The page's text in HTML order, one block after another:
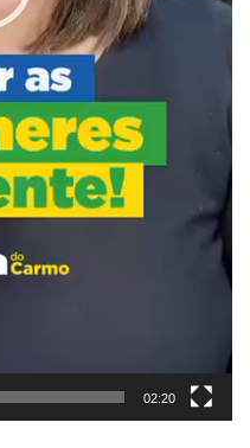
02:20